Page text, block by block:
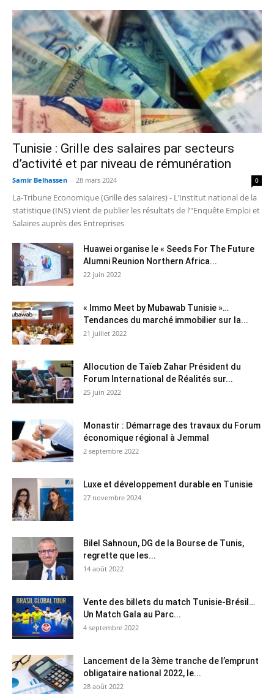
Tunisie : Grille des salaires par secteurs
d’activité et par niveau de rémunération
Samir Belhassen - 28 mars 2024 0
La-Tribune Economique (Grille des salaires) - L’Institut national de la
statistique (INS) vient de publier les résultats de l’"Enquête Emploi et
Salaires auprès des Entreprises
Huawei organise le « Seeds For The Future
Alumni Reunion Northern Africa...
22 juin 2022
« Immo Meet by Mubawab Tunisie »…
Tendances du marché immobilier sur la...
21 juillet 2022
Allocution de Taïeb Zahar Président du
Forum International de Réalités sur...
25 juin 2022
Monastir : Démarrage des travaux du Forum
économique régional à Jemmal
2 septembre 2022
Luxe et développement durable en Tunisie
27 novembre 2024
Bilel Sahnoun, DG de la Bourse de Tunis,
regrette que les...
14 août 2022
Vente des billets du match Tunisie-Brésil…
Un Match Gala au Parc...
4 septembre 2022
Lancement de la 3ème tranche de l’emprunt
obligataire national 2022, le...
28 août 2022